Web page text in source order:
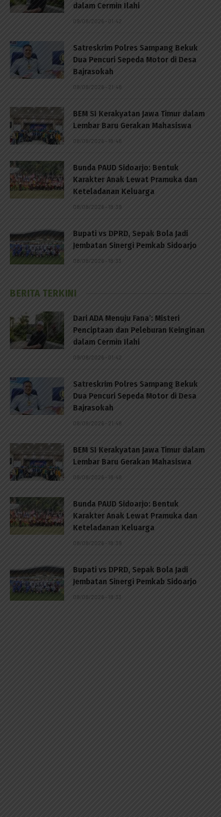
dalam Cermin Ilahi
09/08/2026 - 01:42
Satreskrim Polres Sampang Bekuk
Dua Pencuri Sepeda Motor di Desa
Bajrasokah
08/08/2026 - 21:48
BEM SI Kerakyatan Jawa Timur dalam
Lembar Baru Gerakan Mahasiswa
08/08/2026 - 18:48
Bunda PAUD Sidoarjo: Bentuk
Karakter Anak Lewat Pramuka dan
Keteladanan Keluarga
08/08/2026 - 18:39
Bupati vs DPRD, Sepak Bola Jadi
Jembatan Sinergi Pemkab Sidoarjo
08/08/2026 - 18:33
BERITA TERKINI
Dari ADA Menuju Fana’: Misteri
Penciptaan dan Peleburan Keinginan
dalam Cermin Ilahi
09/08/2026 - 01:42
Satreskrim Polres Sampang Bekuk
Dua Pencuri Sepeda Motor di Desa
Bajrasokah
08/08/2026 - 21:48
BEM SI Kerakyatan Jawa Timur dalam
Lembar Baru Gerakan Mahasiswa
08/08/2026 - 18:48
Bunda PAUD Sidoarjo: Bentuk
Karakter Anak Lewat Pramuka dan
Keteladanan Keluarga
08/08/2026 - 18:39
Bupati vs DPRD, Sepak Bola Jadi
Jembatan Sinergi Pemkab Sidoarjo
08/08/2026 - 18:33